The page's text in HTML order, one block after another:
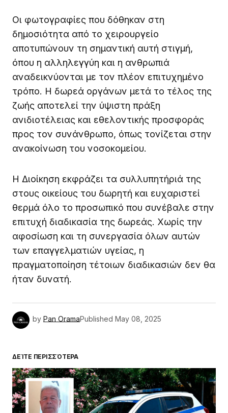
Οι φωτογραφίες που δόθηκαν στη
δημοσιότητα από το χειρουργείο
αποτυπώνουν τη σημαντική αυτή στιγμή,
όπου η αλληλεγγύη και η ανθρωπιά
αναδεικνύονται με τον πλέον επιτυχημένο
τρόπο. Η δωρεά οργάνων μετά το τέλος της
ζωής αποτελεί την ύψιστη πράξη
ανιδιοτέλειας και εθελοντικής προσφοράς
προς τον συνάνθρωπο, όπως τονίζεται στην
ανακοίνωση του νοσοκομείου.
Η Διοίκηση εκφράζει τα συλλυπητήριά της
στους οικείους του δωρητή και ευχαριστεί
θερμά όλο το προσωπικό που συνέβαλε στην
επιτυχή διαδικασία της δωρεάς. Χωρίς την
αφοσίωση και τη συνεργασία όλων αυτών
των επαγγελματιών υγείας, η
πραγματοποίηση τέτοιων διαδικασιών δεν θα
ήταν δυνατή.
by Pan OramaPublished May 08, 2025
ΔΕΊΤΕ ΠΕΡΙΣΣΌΤΕΡΑ